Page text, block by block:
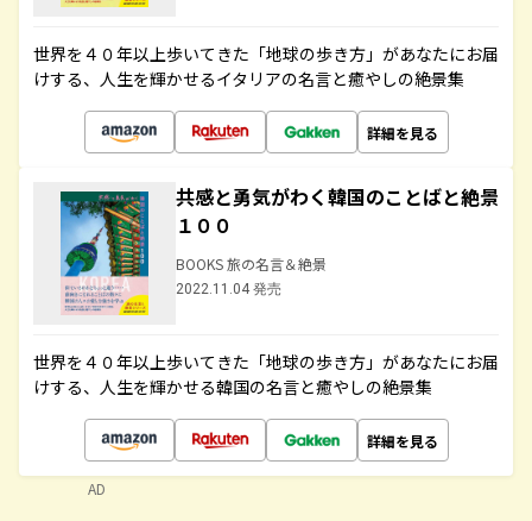
世界を４０年以上歩いてきた「地球の歩き方」があなたにお届
けする、人生を輝かせるイタリアの名言と癒やしの絶景集
詳細を見る
共感と勇気がわく韓国のことばと絶景
１００
BOOKS 旅の名言＆絶景
2022.11.04 発売
世界を４０年以上歩いてきた「地球の歩き方」があなたにお届
けする、人生を輝かせる韓国の名言と癒やしの絶景集
詳細を見る
AD